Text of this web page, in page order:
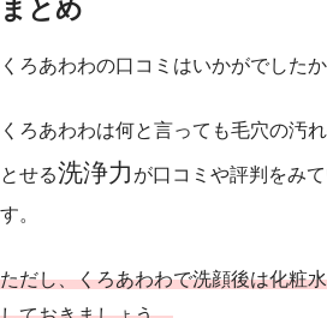
まとめ
くろあわわの口コミはいかがでしたか
くろあわわは何と言っても毛穴の汚
とせる洗浄力 が口コミや評判をみ
す。
ただし、くろあわわで洗顔後は化粧